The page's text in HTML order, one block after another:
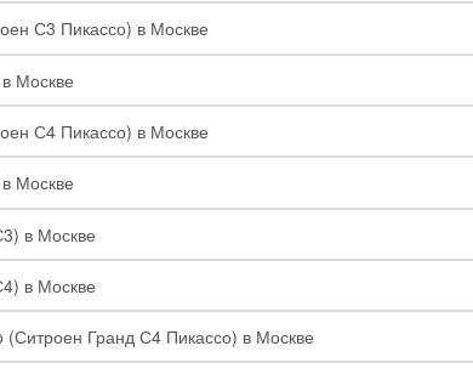
С3 Пикассо) в Москве
Москве
С4 Пикассо) в Москве
Москве
в Москве
в Москве
Гранд С4 Пикассо) в Москве